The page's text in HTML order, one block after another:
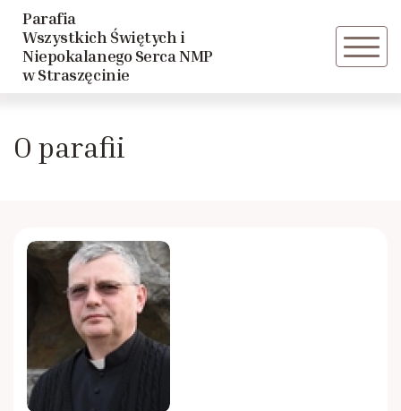
Parafia
Wszystkich Świętych i
Niepokalanego Serca NMP
w Straszęcinie
Historia parafii
Duszpasterze
Caritas
Rycerstwo Niepokalanej
Akcja Katolicka
Katolickie Stowarzyszenie Młodzieży
O parafii